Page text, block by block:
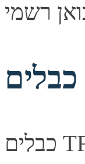
כבלים TFP CAT6 GREY 305M box. איכות שידור יציבה,